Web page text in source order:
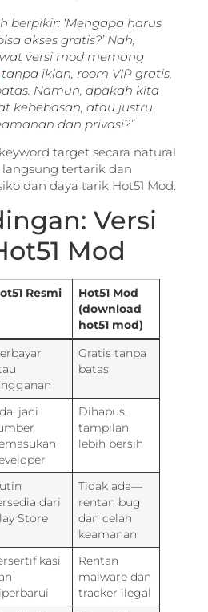
berpikir: ‘Mengapa harus
akses gratis?’ Nah,
versi mod memang
tanpa iklan, room VIP gratis,
Namun, apakah kita
kebebasan, atau justru
dan privasi?”
target secara natural
tertarik dan
dan daya tarik Hot51 Mod.
Versi
Mod
Resmi
Hot51 Mod
(download
hot51 mod)
Gratis tanpa
batas
jadi
Dihapus,
tampilan
lebih bersih
dari
Store
Tidak ada—
rentan bug
dan celah
keamanan
Rentan
malware dan
tracker ilegal